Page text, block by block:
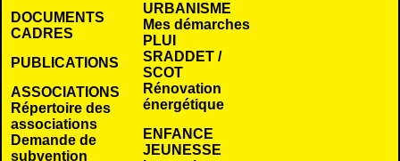
DOCUMENTS
CADRES
PUBLICATIONS
ASSOCIATIONS
Répertoire des
associations
Demande de
subvention
URBANISME
Mes démarches
PLUI
SRADDET /
SCOT
Rénovation
énergétique
ENFANCE
JEUNESSE